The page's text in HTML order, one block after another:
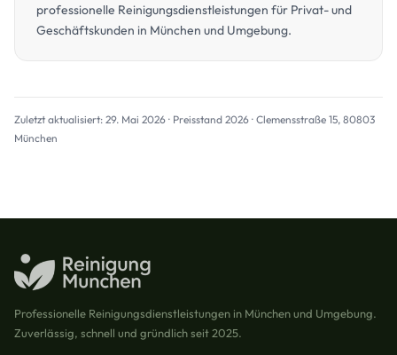
professionelle Reinigungsdienstleistungen für Privat- und
Geschäftskunden in München und Umgebung.
Zuletzt aktualisiert: 29. Mai 2026 · Preisstand 2026 · Clemensstraße 15, 80803
München
Professionelle Reinigungsdienstleistungen in München und Umgebung.
Zuverlässig, schnell und gründlich seit 2025.